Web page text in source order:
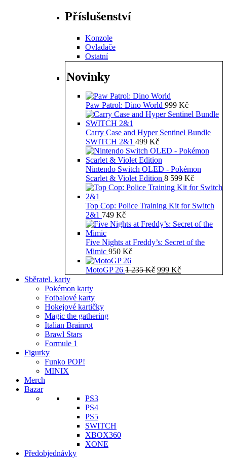
Příslušenství
Konzole
Ovladače
Ostatní
Novinky
Paw Patrol: Dino World 999 Kč
Carry Case and Hyper Sentinel Bundle
SWITCH 2&1 499 Kč
Nintendo Switch OLED - Pokémon
Scarlet & Violet Edition 8 599 Kč
Top Cop: Police Training Kit for Switch
2&1 749 Kč
Five Nights at Freddy’s: Secret of the
Mimic 950 Kč
MotoGP 26 1 235Kč Původní
999 KčAktuální
Sběratel. karty
Pokémon karty
Fotbalové karty
Hokejové kartičky
Magic the gathering
Italian Brainrot
Brawl Stars
Formule 1
Figurky
Funko POP!
MINIX
Merch
Bazar
PS3
PS4
PS5
SWITCH
XBOX360
XONE
Předobjednávky